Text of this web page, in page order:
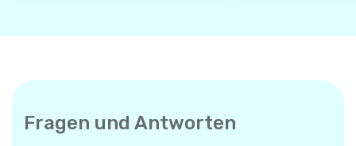
Fragen und Antworten